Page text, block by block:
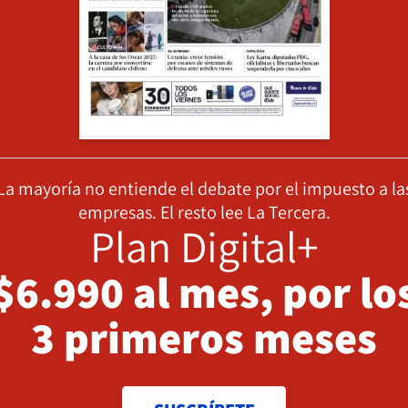
mayoría no entiende el debate por el impuesto a
empresas. El resto lee La Tercera.
Plan Digital+
al mes, por
3 primeros meses